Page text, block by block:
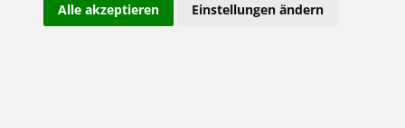
Alle akzeptieren Einstellungen ändern